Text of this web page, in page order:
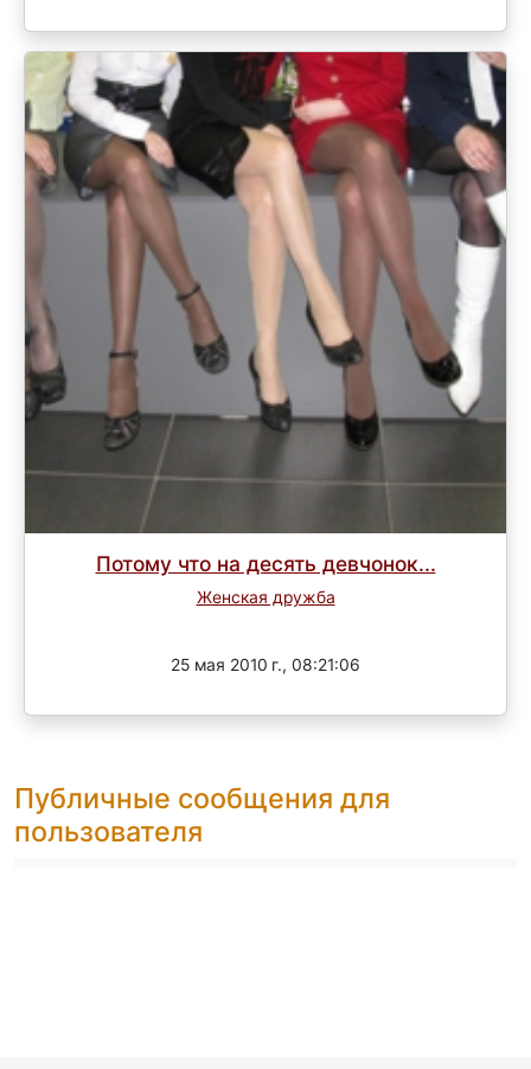
Потому что на десять девчонок...
Женская дружба
25 мая 2010 г., 08:21:06
Публичные сообщения для
пользователя